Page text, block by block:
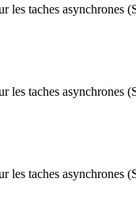
les taches asynchrones
les taches asynchrones
les taches asynchrones